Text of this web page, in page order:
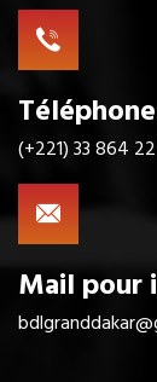
(+221) 33 864
Mail pour